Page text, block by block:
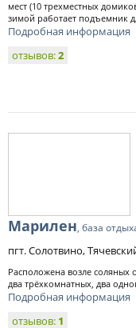
мест (10 трехместных
зимой работает подъемник
Подробная информация
отзывов:2
Марилен, база
пгт. Солотвино,
Расположена возле соляных
два трёхкомнатных, два
Подробная информация
отзывов: 1